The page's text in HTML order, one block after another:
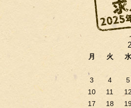
月 火 水
3
4 5
10
11 12
17
18